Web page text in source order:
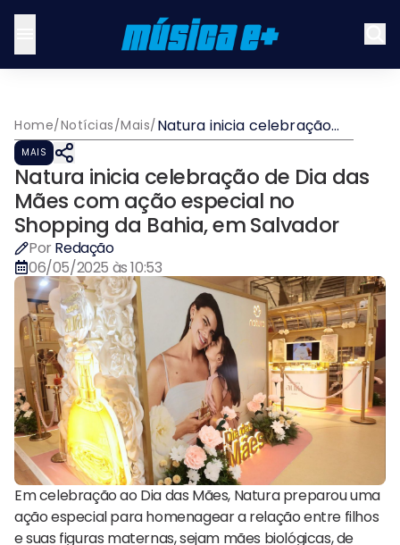
Home/Notícias/Mais/Natura inicia celebração
de Dia das Mães com ação
Bahia, em Salvador
MAIS
Natura inicia celebração de Dia das
Mães com ação especial no
Shopping da Bahia, em Salvador
Por Redação
06/05/2025 às 10:53
Em celebração ao Dia das Mães, Natura preparou uma
ação especial para homenagear a relação entre filhos
e suas figuras maternas, sejam mães biológicas, de